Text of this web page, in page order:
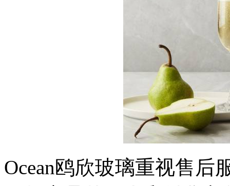
Ocean鸥欣玻璃重视售后